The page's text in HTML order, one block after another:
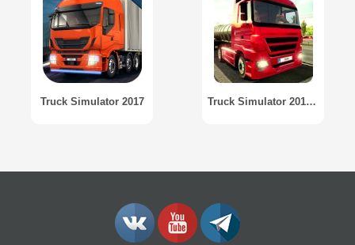
Truck Simulator 2017 Truck Simulator 2018: Europe